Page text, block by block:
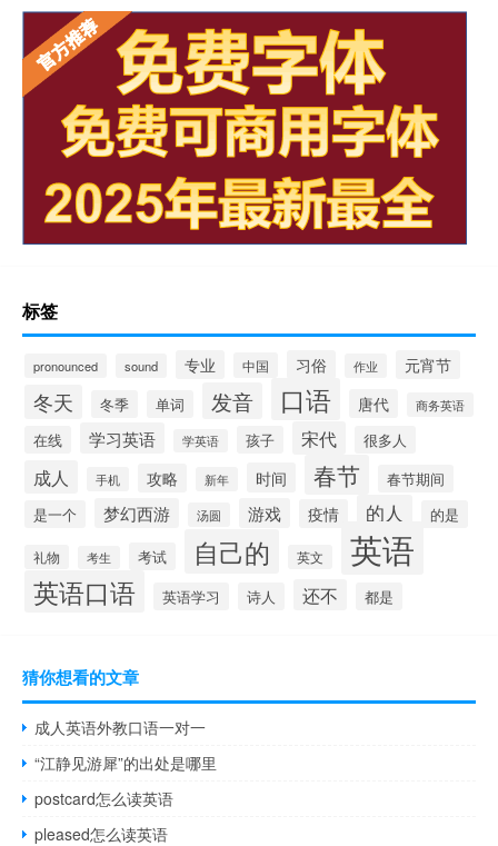
标签
pronounced sound 专业 中国 习俗 作业 元宵节
冬天 冬季 单词 发音 口语 唐代 商务英语
在线 学习英语 学英语 孩子 宋代 很多人
成人 手机 攻略 新年 时间 春节
春节期间
是一个
梦幻西游 汤圆 游戏 疫情 的人 的是
礼物 考生 考试 自己的 英文 英语
英语口语 英语学习 诗人 还不 都是
猜你想看的文章
成人英语外教口语一对一
“江静见游犀”的出处是哪里
postcard怎么读英语
pleased怎么读英语